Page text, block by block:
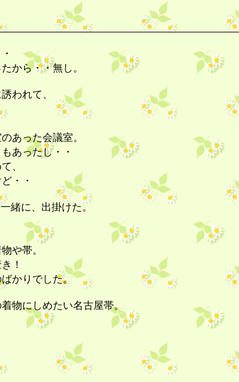
から・・無し。
われて、
あった会議室。
あったし・・
、
・・
緒に、出掛けた。
や帯。
！
かりでした。
物にしめたい名古屋帯。